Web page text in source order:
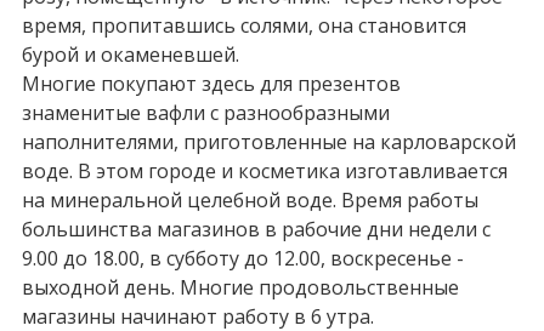
время, пропитавшись солями, она становится
бурой и окаменевшей.
Многие покупают здесь для презентов
знаменитые вафли с разнообразными
наполнителями, приготовленные на карловарской
воде. В этом городе и косметика изготавливается
на минеральной целебной воде. Время работы
большинства магазинов в рабочие дни недели с
9.00 до 18.00, в субботу до 12.00, воскресенье -
выходной день. Многие продовольственные
магазины начинают работу в 6 утра.